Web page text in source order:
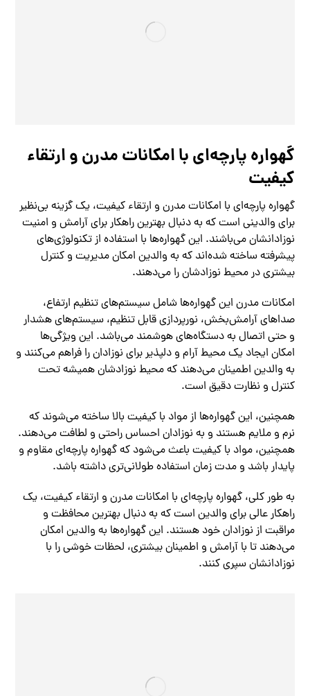
گهواره پارچه‌ای با امکانات مدرن و ارتقاء
کیفیت
گهواره پارچه‌ای با امکانات مدرن و ارتقاء کیفیت، یک گزینه بی‌نظیر
برای والدینی است که به دنبال بهترین راهکار برای آرامش و امنیت
نوزادانشان می‌باشند. این گهواره‌ها با استفاده از تکنولوژی‌های
پیشرفته ساخته شده‌اند که به والدین امکان مدیریت و کنترل
بیشتری در محیط نوزادشان را می‌دهند.
امکانات مدرن این گهواره‌ها شامل سیستم‌های تنظیم ارتفاع،
صداهای آرامش‌بخش، نورپردازی قابل تنظیم، سیستم‌های هشدار
و حتی اتصال به دستگاه‌های هوشمند می‌باشد. این ویژگی‌ها
امکان ایجاد یک محیط آرام و دلپذیر برای نوزادان را فراهم می‌کنند و
به والدین اطمینان می‌دهند که محیط نوزادشان همیشه تحت
کنترل و نظارت دقیق است.
همچنین، این گهواره‌ها از مواد با کیفیت بالا ساخته می‌شوند که
نرم و ملایم هستند و به نوزادان احساس راحتی و لطافت می‌دهند.
همچنین، مواد با کیفیت باعث می‌شود که گهواره پارچه‌ای مقاوم و
پایدار باشد و مدت زمان استفاده طولانی‌تری داشته باشد.
به طور کلی، گهواره پارچه‌ای با امکانات مدرن و ارتقاء کیفیت، یک
راهکار عالی برای والدین است که به دنبال بهترین محافظت و
مراقبت از نوزادان خود هستند. این گهواره‌ها به والدین امکان
می‌دهند تا با آرامش و اطمینان بیشتری، لحظات خوشی را با
نوزادانشان سپری کنند.